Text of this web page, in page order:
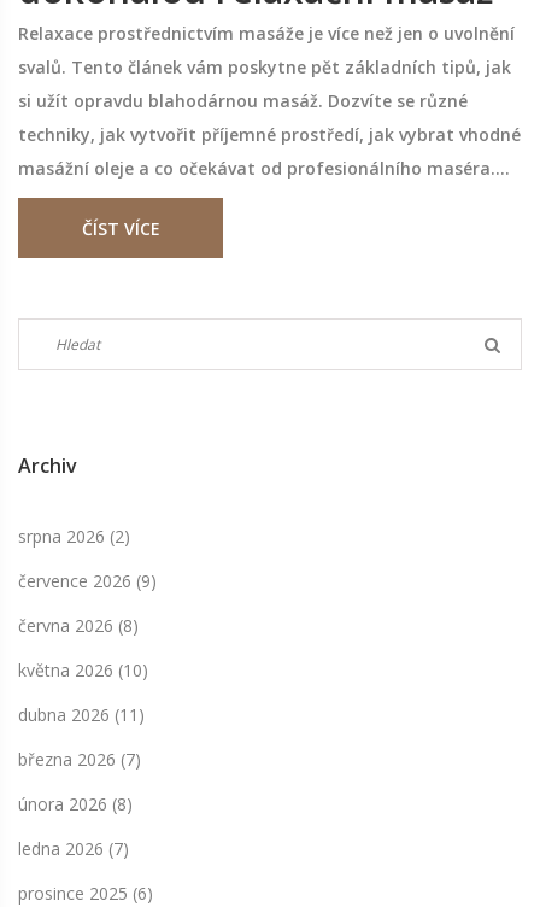
Relaxace prostřednictvím masáže je více než jen o uvolnění
svalů. Tento článek vám poskytne pět základních tipů, jak
si užít opravdu blahodárnou masáž. Dozvíte se různé
techniky, jak vytvořit příjemné prostředí, jak vybrat vhodné
masážní oleje a co očekávat od profesionálního maséra.
Díky těmto radám můžete maximálně využít relaxační
účinek masáží doma či ve studiu.
ČÍST VÍCE
Archiv
srpna 2026 (2)
července 2026 (9)
června 2026 (8)
května 2026 (10)
dubna 2026 (11)
března 2026 (7)
února 2026 (8)
ledna 2026 (7)
prosince 2025 (6)